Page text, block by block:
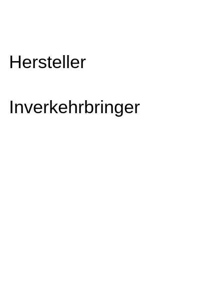
Hersteller
Inverkehrbringer